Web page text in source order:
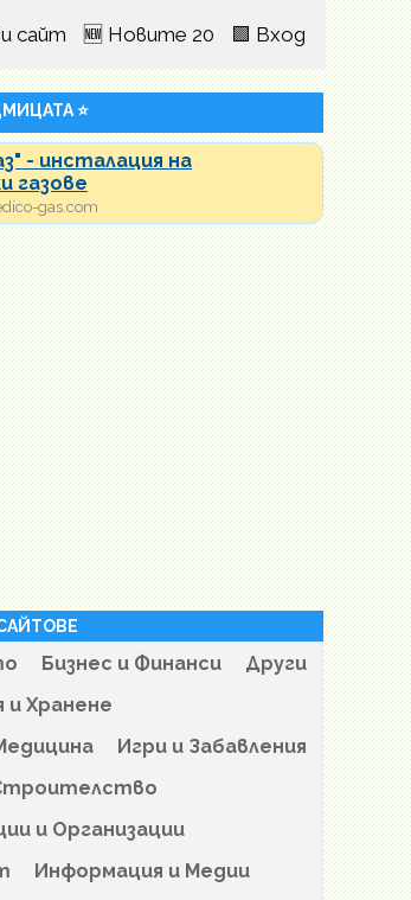
сайт 🆕 Новите 20 🟩 Вход
⭐
- инсталация на
газове
gas.com
Бизнес и Финанси
Други
и Хранене
Игри и Забавления
и Организации
Информация и Медии